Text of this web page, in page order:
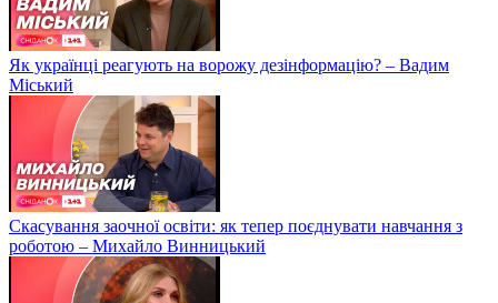
Як українці реагують на ворожу дезінформацію? – Вадим
Міський
Скасування заочної освіти: як тепер поєднувати навчання з
роботою – Михайло Винницький